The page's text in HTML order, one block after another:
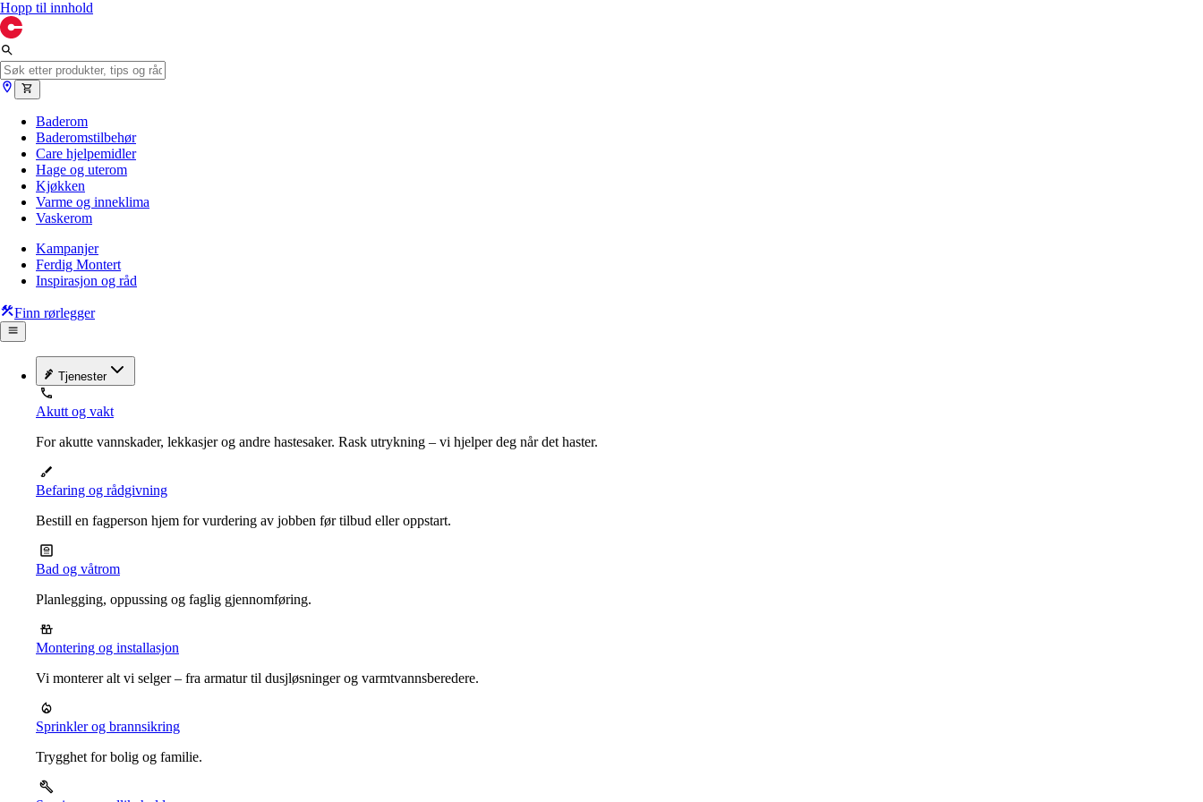
Hopp til innhold
Baderom
Baderomstilbehør
Care hjelpemidler
Hage og uterom
Kjøkken
Varme og inneklima
Vaskerom
Kampanjer
Ferdig Montert
Inspirasjon og råd
Finn rørlegger
Tjenester
Akutt og vakt
For akutte vannskader, lekkasjer og andre hastesaker. Rask utrykning – vi hjelper deg når det haster.
Befaring og rådgivning
Bestill en fagperson hjem for vurdering av jobben før tilbud eller oppstart.
Bad og våtrom
Planlegging, oppussing og faglig gjennomføring.
Montering og installasjon
Vi monterer alt vi selger – fra armatur til dusjløsninger og varmtvannsberedere.
Sprinkler og brannsikring
Trygghet for bolig og familie.